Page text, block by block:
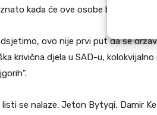
kada će ove osobe biti
ovo nije prvi put da se
krivična djela u SAD-u,
listi se nalaze: Jeton Bytyqi, Damir